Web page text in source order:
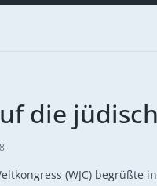
die
(WJC) begrüßte